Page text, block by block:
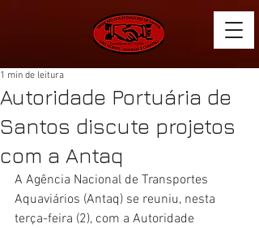
Autoridade Portuária de
Santos discute projetos
com a Antaq
1 min de leitura
A Agência Nacional de Transportes
Aquaviários (Antaq) se reuniu, nesta
terça-feira (2), com a Autoridade